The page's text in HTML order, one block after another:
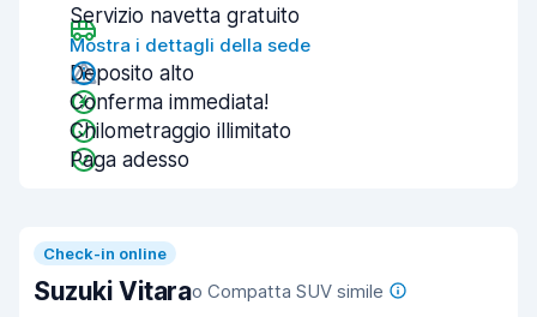
Servizio navetta gratuito
Mostra i dettagli della sede
Deposito alto
Conferma immediata!
Chilometraggio illimitato
Paga adesso
Check-in online
Suzuki Vitarao Compatta SUV simile